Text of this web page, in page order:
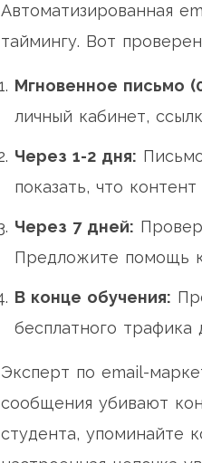
Автоматизированная
таймингу. Вот
Мгновенное письмо
личный кабинет,
Через 1-2 дня:
показать, что
Через 7 дней:
Предложите помощь
В конце обучения:
бесплатного трафика
Эксперт по email-
сообщения убивают
студента, упоминайте